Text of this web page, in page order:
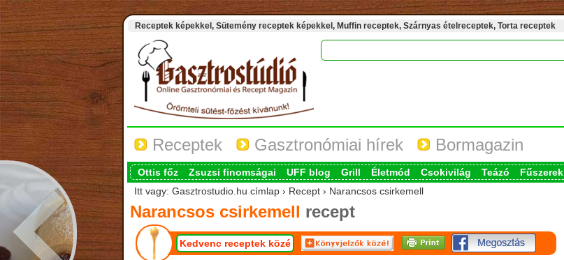
Receptek képekkel, Sütemény receptek képekkel, Muffin receptek, Szárnyas ételreceptek, Torta receptek
Receptek Gasztronómiai hírek Bormagazin
Ottis főz Zsuzsi finomságai UFF blog Grill Életmód Csokivilág Teázó Fűszerek
Itt vagy: Gasztrostudio.hu címlap › Recept › Narancsos csirkemell
Narancsos csirkemell recept
Kedvenc receptek közé